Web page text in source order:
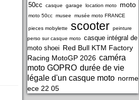
50cc casque garage location moto moto
moto 50cc musee musée moto FRANCE
pieces mobylette scooter peinture
perso sur casque moto casque intégral de
moto shoei Red Bull KTM Factory
Racing MotoGP 2026 caméra
moto GOPRO durée de vie
légale d'un casque moto norme
ece 22 05